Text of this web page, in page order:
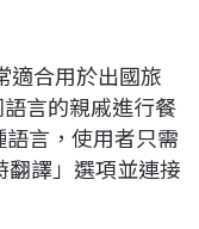
適合用於出國旅
言的親戚進行餐
言，使用者只需
譯」選項並連接